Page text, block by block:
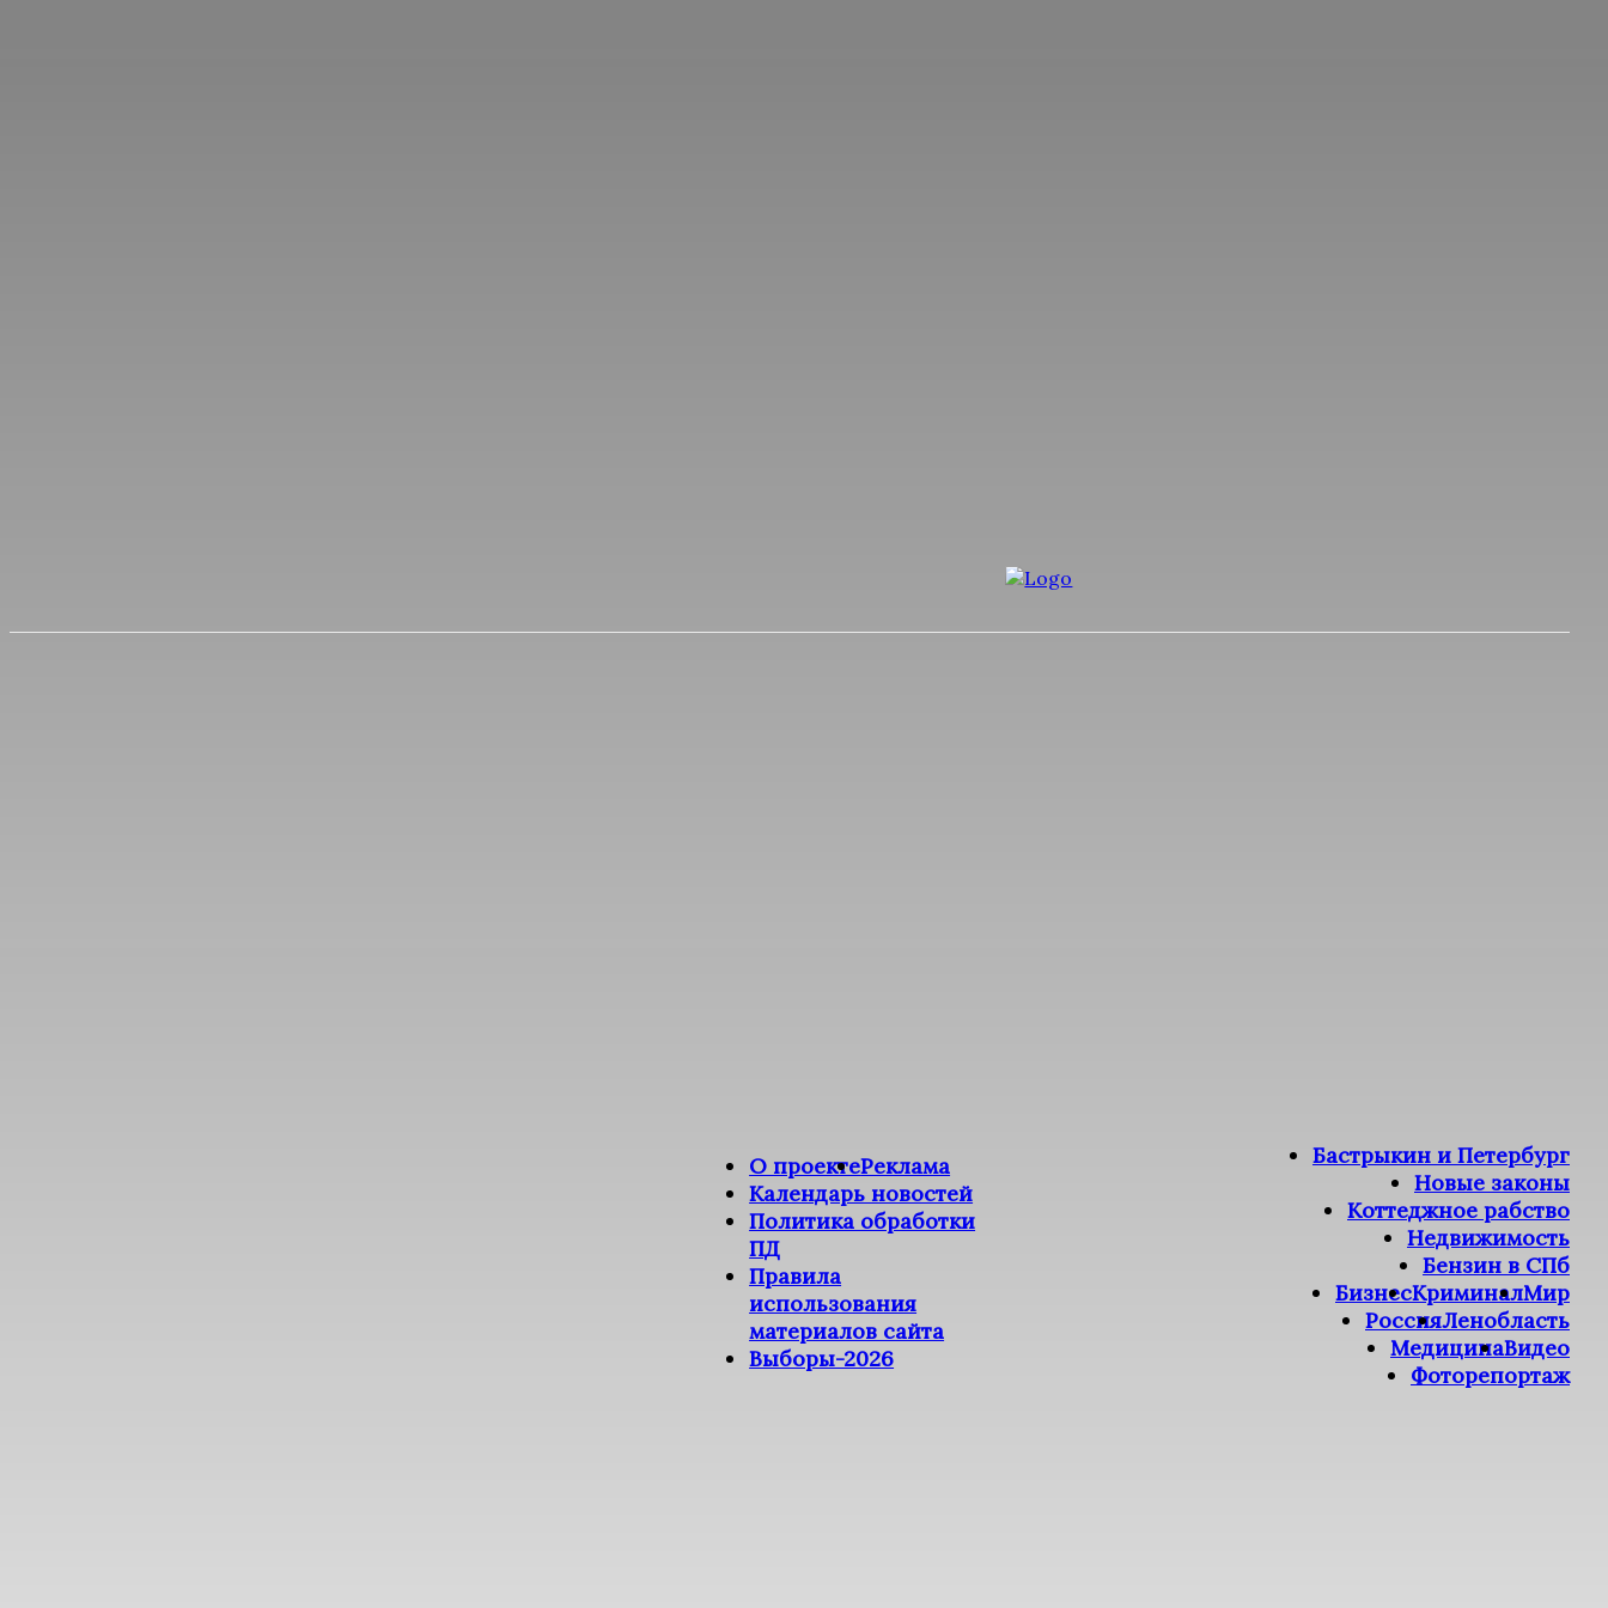
О проектеРеклама
Календарь новостей
Политика обработки
ПД
Правила
использования
материалов сайта
Выборы-2026
Бастрыкин и Петербург
Новые законы
Коттеджное рабство
Недвижимость
Бензин в СПб
БизнесКриминалМир
РоссияЛенобласть
МедицинаВидео
Фоторепортаж